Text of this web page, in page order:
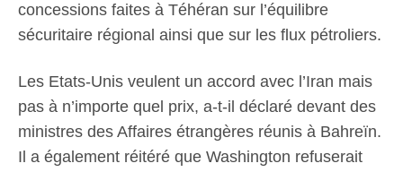
concessions faites à Téhéran sur l’équilibre
sécuritaire régional ainsi que sur les flux pétroliers.
Les Etats-Unis veulent un accord avec l’Iran mais
pas à n’importe quel prix, a-t-il déclaré devant des
ministres des Affaires étrangères réunis à Bahreïn.
Il a également réitéré que Washington refuserait